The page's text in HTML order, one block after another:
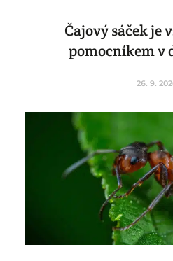
Čajový sáček je
pomocníkem v
26. 9.